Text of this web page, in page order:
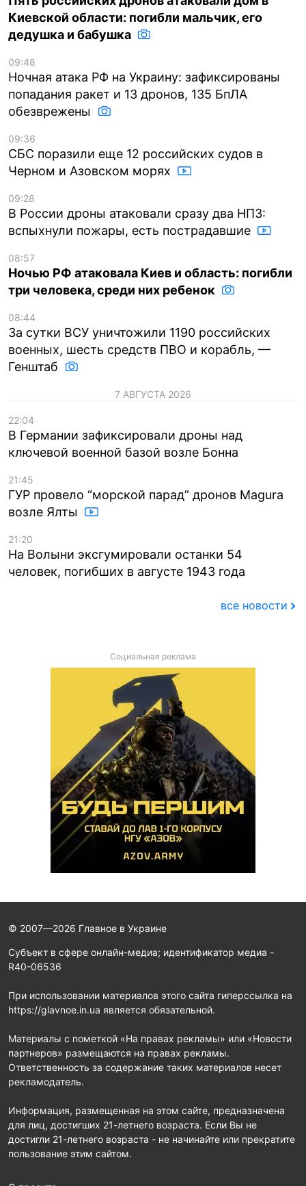
Киевской области: погибли мальчик, его
дедушка и бабушка
09:48
Ночная атака РФ на Украину: зафиксированы
попадания ракет и 13 дронов, 135 БпЛА
обезврежены
09:36
СБС поразили еще 12 российских судов в
Черном и Азовском морях
09:28
В России дроны атаковали сразу два НПЗ:
вспыхнули пожары, есть пострадавшие
08:57
Ночью РФ атаковала Киев и область: погибли
три человека, среди них ребенок
08:44
За сутки ВСУ уничтожили 1190 российских
военных, шесть средств ПВО и корабль, —
Генштаб
7 АВГУСТА 2026
22:04
В Германии зафиксировали дроны над
ключевой военной базой возле Бонна
21:45
ГУР провело “морской парад” дронов Magura
возле Ялты
21:20
На Волыни эксгумировали останки 54
человек, погибших в августе 1943 года
все новости
Социальная реклама
© 2007—2026 Главное в Украине
Субъект в сфере онлайн-медиа; идентификатор медиа -
R40-06536
При использовании материалов этого сайта гиперссылка на
https://glavnoe.in.ua является обязательной.
Материалы с пометкой «На правах рекламы» или «Новости
партнеров» размещаются на правах рекламы.
Ответственность за содержание таких материалов несет
рекламодатель.
Информация, размещенная на этом сайте, предназначена
для лиц, достигших 21-летнего возраста. Если Вы не
достигли 21-летнего возраста - не начинайте или прекратите
пользование этим сайтом.